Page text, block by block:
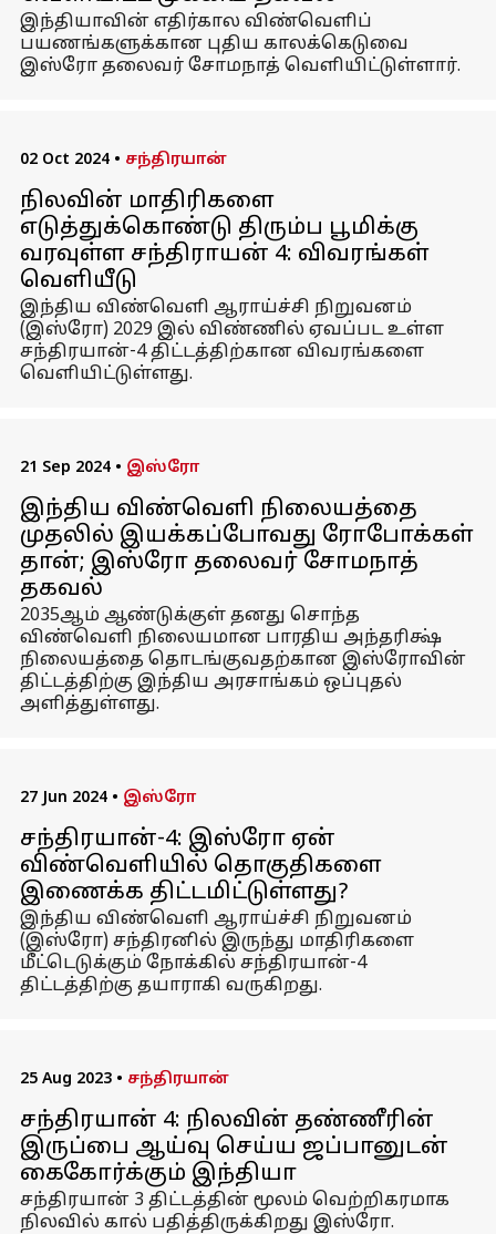
இந்தியாவின் எதிர்கால விண்வெளிப்
பயணங்களுக்கான புதிய காலக்கெடுவை
இஸ்ரோ தலைவர் சோமநாத் வெளியிட்டுள்ளார்.
02 Oct 2024 • சந்திரயான்
நிலவின் மாதிரிகளை
எடுத்துக்கொண்டு திரும்ப பூமிக்கு
வரவுள்ள சந்திராயன் 4: விவரங்கள்
வெளியீடு
இந்திய விண்வெளி ஆராய்ச்சி நிறுவனம்
(இஸ்ரோ) 2029 இல் விண்ணில் ஏவப்பட உள்ள
சந்திரயான்-4 திட்டத்திற்கான விவரங்களை
வெளியிட்டுள்ளது.
21 Sep 2024 • இஸ்ரோ
இந்திய விண்வெளி நிலையத்தை
முதலில் இயக்கப்போவது ரோபோக்கள்
தான்; இஸ்ரோ தலைவர் சோமநாத்
தகவல்
2035ஆம் ஆண்டுக்குள் தனது சொந்த
விண்வெளி நிலையமான பாரதிய அந்தரிக்ஷ்
நிலையத்தை தொடங்குவதற்கான இஸ்ரோவின்
திட்டத்திற்கு இந்திய அரசாங்கம் ஒப்புதல்
அளித்துள்ளது.
27 Jun 2024 • இஸ்ரோ
சந்திரயான்-4: இஸ்ரோ ஏன்
விண்வெளியில் தொகுதிகளை
இணைக்க திட்டமிட்டுள்ளது?
இந்திய விண்வெளி ஆராய்ச்சி நிறுவனம்
(இஸ்ரோ) சந்திரனில் இருந்து மாதிரிகளை
மீட்டெடுக்கும் நோக்கில் சந்திரயான்-4
திட்டத்திற்கு தயாராகி வருகிறது.
25 Aug 2023 • சந்திரயான்
சந்திரயான் 4: நிலவின் தண்ணீரின்
இருப்பை ஆய்வு செய்ய ஜப்பானுடன்
கைகோர்க்கும் இந்தியா
சந்திரயான் 3 திட்டத்தின் மூலம் வெற்றிகரமாக
நிலவில் கால் பதித்திருக்கிறது இஸ்ரோ.